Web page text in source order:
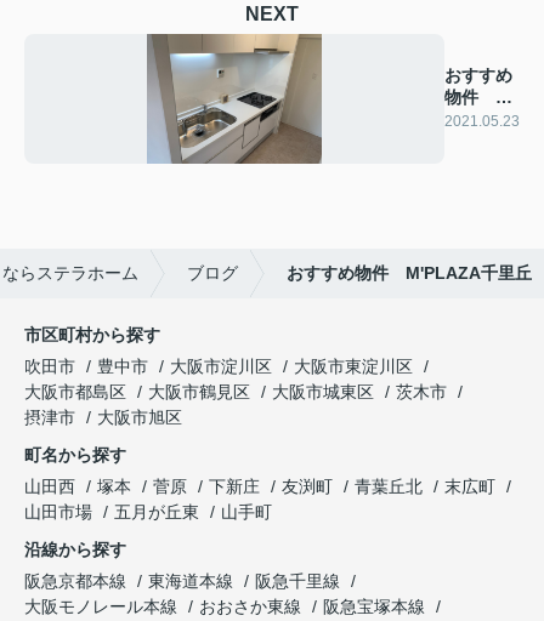
NEXT
おすすめ
物件 三
国ハイツ
2021.05.23
らステラホーム ブログ おすすめ物件 M'PLAZA千里丘
市区町村から探す
吹田市
豊中市 大阪市淀川区
大阪市東淀川区
大阪市都島区
大阪市鶴見区 大阪市城東区
茨木市
摂津市
大阪市旭区
町名から探す
山田西
塚本 菅原 下新庄 友渕町 青葉丘北
末広町
山田市場
五月が丘東
山手町
沿線から探す
阪急京都本線
東海道本線
阪急千里線
大阪モノレール本線
おおさか東線
阪急宝塚本線